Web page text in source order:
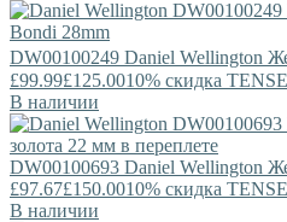
DW00100249 Daniel Wellington
£99.99£125.0010% скидка
В наличии
DW00100693 Daniel Wellington
£97.67£150.0010% скидка
В наличии